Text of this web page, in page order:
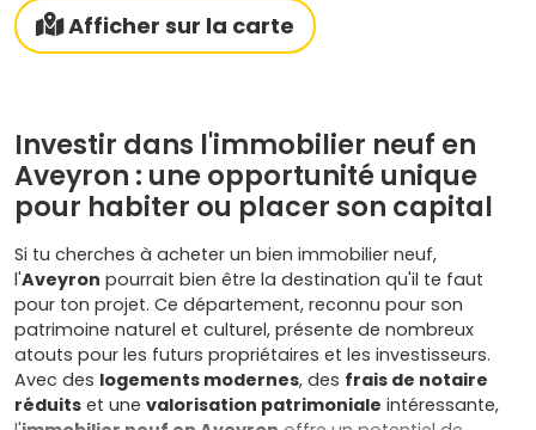
Afficher sur la carte
Investir dans l'immobilier neuf en
Aveyron : une opportunité unique
pour habiter ou placer son capital
Si tu cherches à acheter un bien immobilier neuf,
l'Aveyron pourrait bien être la destination qu'il te faut
pour ton projet. Ce département, reconnu pour son
patrimoine naturel et culturel, présente de nombreux
atouts pour les futurs propriétaires et les investisseurs.
Avec des logements modernes, des frais de notaire
réduits et une valorisation patrimoniale intéressante,